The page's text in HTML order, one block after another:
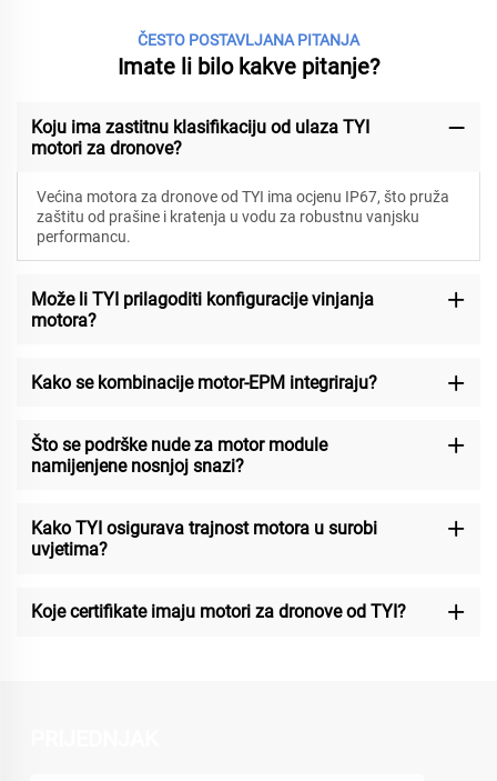
ČESTO POSTAVLJANA PITANJA
Imate li bilo kakve pitanje?
Koju ima zastitnu klasifikaciju od ulaza TYI
motori za dronove?
Većina motora za dronove od TYI ima ocjenu IP67, što pruža
zaštitu od prašine i kratenja u vodu za robustnu vanjsku
performancu.
Može li TYI prilagoditi konfiguracije vinjanja
motora?
Kako se kombinacije motor-EPM integriraju?
Što se podrške nude za motor module
namijenjene nosnjoj snazi?
Kako TYI osigurava trajnost motora u surobi
uvjetima?
Koje certifikate imaju motori za dronove od TYI?